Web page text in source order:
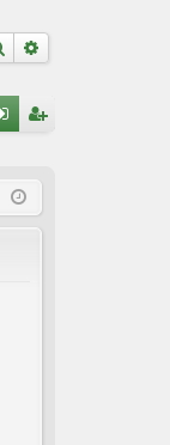
Suche
ist